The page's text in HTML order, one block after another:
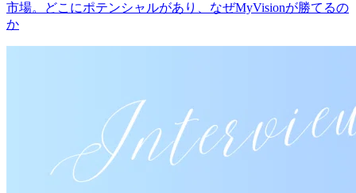
市場。どこにポテンシャルがあり、なぜMyVisionが勝てるの
か